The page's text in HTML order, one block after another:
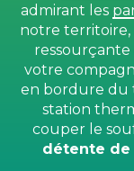
admirant les
notre territoire,
ressourçante
votre
en bordure du
station
couper le
détente de